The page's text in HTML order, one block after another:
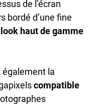
de l’écran
bordé d’une fine
haut de gamme
également la
compatible